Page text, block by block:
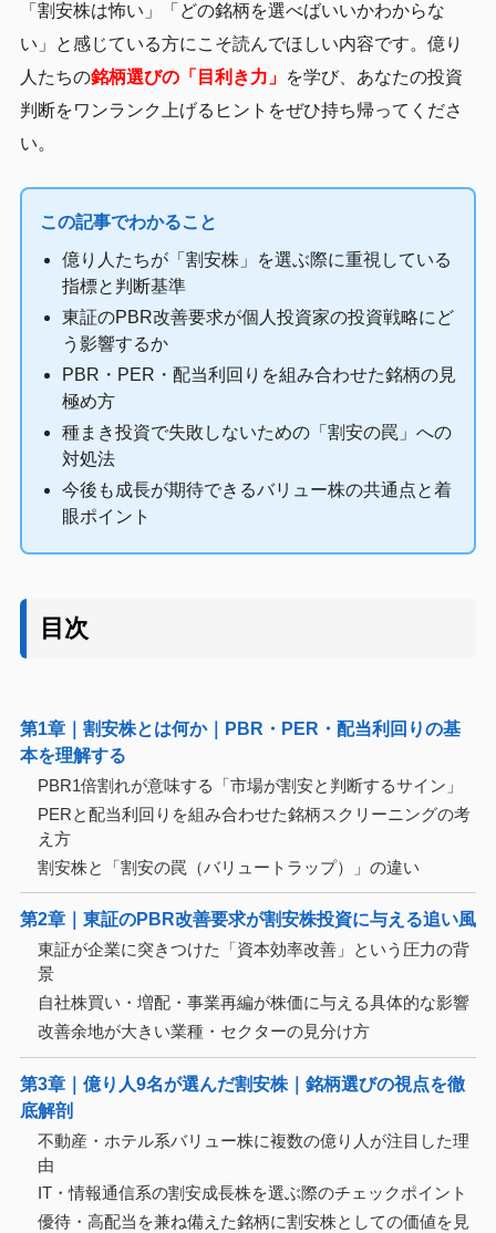
「割安株は怖い」「どの銘柄を選べばいいかわからな
い」と感じている方にこそ読んでほしい内容です。億り
人たちの銘柄選びの「目利き力」 を学び、あなたの投資
判断をワンランク上げるヒントをぜひ持ち帰ってくださ
い。
この記事でわかること
億り人たちが「割安株」を選ぶ際に重視している
指標と判断基準
東証のPBR改善要求が個人投資家の投資戦略にど
う影響するか
PBR・PER・配当利回りを組み合わせた銘柄の見
極め方
種まき投資で失敗しないための「割安の罠」への
対処法
今後も成長が期待できるバリュー株の共通点と着
眼ポイント
目次
第1章｜割安株とは何か｜PBR・PER・配当利回りの基
本を理解する
PBR1倍割れが意味する「市場が割安と判断するサイン」
PERと配当利回りを組み合わせた銘柄スクリーニングの考
え方
割安株と「割安の罠（バリュートラップ）」の違い
第2章｜東証のPBR改善要求が割安株投資に与える追い風
東証が企業に突きつけた「資本効率改善」という圧力の背
景
自社株買い・増配・事業再編が株価に与える具体的な影響
改善余地が大きい業種・セクターの見分け方
第3章｜億り人9名が選んだ割安株｜銘柄選びの視点を徹
底解剖
不動産・ホテル系バリュー株に複数の億り人が注目した理
由
IT・情報通信系の割安成長株を選ぶ際のチェックポイント
優待・高配当を兼ね備えた銘柄に割安株としての価値を見